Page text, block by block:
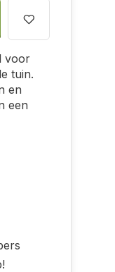
voor
tuin.
en
een